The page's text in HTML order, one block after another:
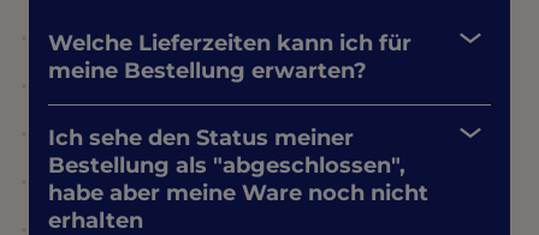
Welche Lieferzeiten kann ich für
meine Bestellung erwarten?
Ich sehe den Status meiner
Bestellung als "abgeschlossen",
habe aber meine Ware noch nicht
erhalten